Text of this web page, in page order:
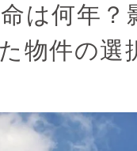
は何年
物件の選